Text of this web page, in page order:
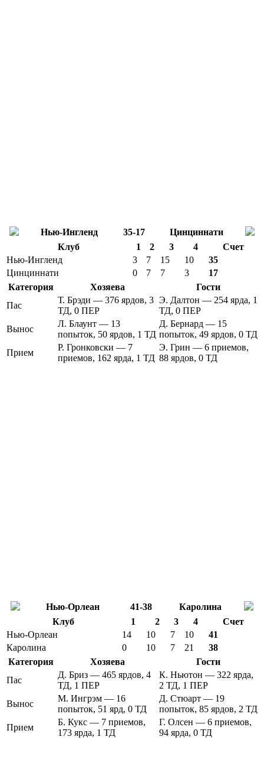
Нью-Ингленд 35-17
Цинциннати
Клуб
1 2 3 4
Счет
Нью-Ингленд
3 7 15 10
35
Цинциннати
0 7 7 3
17
Категория
Хозяева
Гости
Пас
Т. Брэди — 376 ярдов, 3
ТД, 0 ПЕР
Э. Далтон — 254 ярда, 1
ТД, 0 ПЕР
Вынос
Л. Блаунт — 13
попыток, 50 ярдов, 1 ТД
Д. Бернард — 15
попыток, 49 ярдов, 0 ТД
Прием
Р. Гронковски — 7
приемов, 162 ярда, 1 ТД
Э. Грин — 6 приемов,
88 ярдов, 0 ТД
Нью-Орлеан 41-38
Каролина
Клуб
1 2 3 4
Счет
Нью-Орлеан
14 10 7 10
41
Каролина
0 10 7 21
38
Категория
Хозяева
Гости
Пас
Д. Бриз — 465 ярдов, 4
ТД, 1 ПЕР
К. Ньютон — 322 ярда,
2 ТД, 1 ПЕР
Вынос
М. Ингрэм — 16
попыток, 51 ярд, 0 ТД
Д. Стюарт — 19
попыток, 85 ярдов, 2 ТД
Прием
Б. Кукс — 7 приемов,
173 ярда, 1 ТД
Г. Олсен — 6 приемов,
94 ярда, 0 ТД